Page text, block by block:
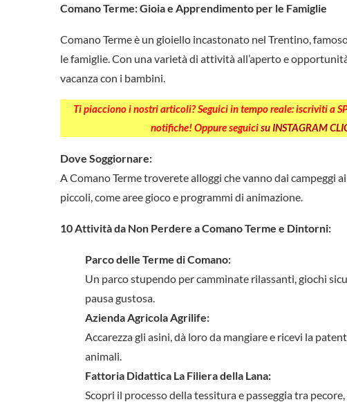
Comano Terme: Gioia e Apprendimento per le Famiglie
Comano Terme è un gioiello incastonato nel Trentino,
le famiglie. Con una varietà di attività all’aperto e
vacanza con i bambini.
Ti piacciono i nostri articoli? Seguici in tempo reale: iscriviti a
notifiche! Oppure seguicisu INSTAGRAM
Dove Soggiornare:
A Comano Terme troverete alloggi che vanno dai campeggi
piccoli, come aree gioco e programmi di animazione.
10 Attività da Non Perdere a Comano Terme e Dintorni:
Parco delle Terme di Comano:
Un parco stupendo per camminate rilassanti, giochi
pausa gustosa.
Azienda Agricola Agrilife:
Accarezza gli asini, dà loro da mangiare e ricevi la
animali.
Fattoria Didattica La Filiera della Lana:
Scopri il processo della tessitura e passeggia tra pecore,